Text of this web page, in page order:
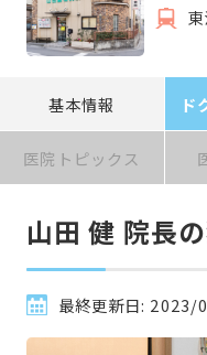
基本情報 ド
医院トピックス
山田 健 院長
最終更新日: 2023/